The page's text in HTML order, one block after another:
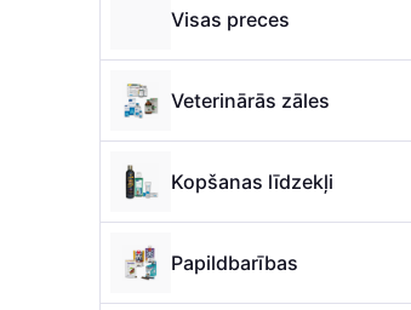
Visas preces
Veterinārās zāles
Kopšanas līdzekļi
Papildbarības